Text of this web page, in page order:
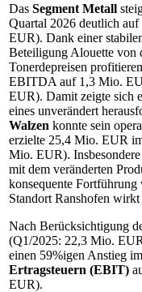
Das Segment Metall
Quartal 2026 deutlich
EUR). Dank einer
Beteiligung Alouette von
Tonerdepreisen
EBITDA auf 1,3 Mio.
EUR). Damit zeigte sich
eines unverändert
Walzen konnte sein
erzielte 25,4 Mio. EUR
Mio. EUR).
mit dem veränderten
konsequente
Standort Ranshofen
Nach Berücksichtigung
(Q1/2025: 22,3 Mio.
einen 59%igen Anstieg im
Ertragsteuern (EBIT)
EUR).